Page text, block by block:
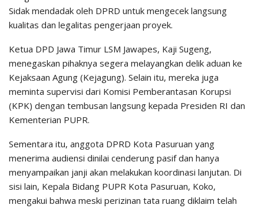
Sidak mendadak oleh DPRD untuk mengecek langsung
kualitas dan legalitas pengerjaan proyek.
Ketua DPD Jawa Timur LSM Jawapes, Kaji Sugeng,
menegaskan pihaknya segera melayangkan delik aduan ke
Kejaksaan Agung (Kejagung). Selain itu, mereka juga
meminta supervisi dari Komisi Pemberantasan Korupsi
(KPK) dengan tembusan langsung kepada Presiden RI dan
Kementerian PUPR.
Sementara itu, anggota DPRD Kota Pasuruan yang
menerima audiensi dinilai cenderung pasif dan hanya
menyampaikan janji akan melakukan koordinasi lanjutan. Di
sisi lain, Kepala Bidang PUPR Kota Pasuruan, Koko,
mengakui bahwa meski perizinan tata ruang diklaim telah